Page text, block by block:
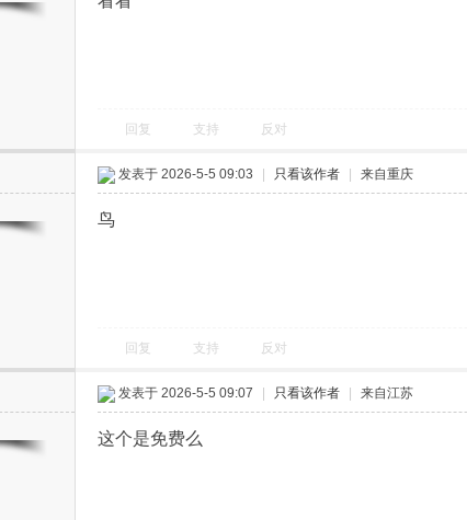
回复 支持 反对
发表于 2026-5-5 09:03 只看该作者 来自重庆
鸟
回复 支持 反对
发表于 2026-5-5 09:07 只看该作者 来自江苏
这个是免费么